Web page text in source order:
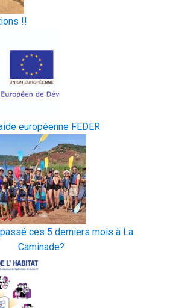
!!
européenne FEDER
ces 5 derniers mois à La
Caminade?